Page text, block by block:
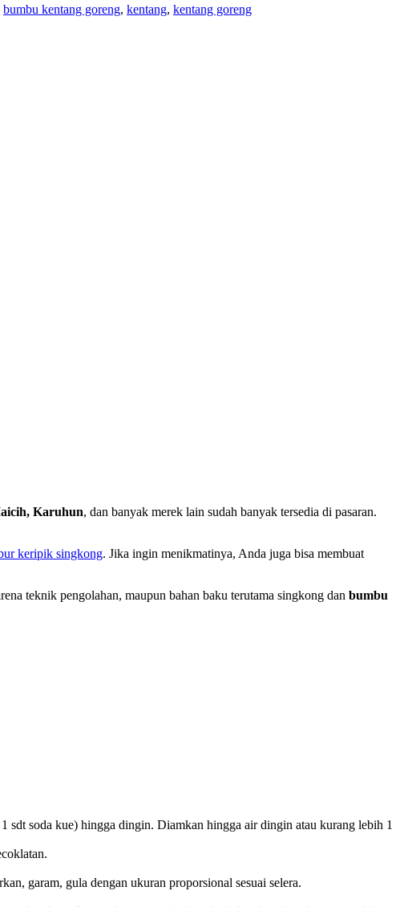
bumbu kentang goreng, kentang, kentang goreng
Karuhun, dan banyak merek lain sudah banyak tersedia di pasaran.
keripik singkong. Jika ingin menikmatinya, Anda juga bisa membuat
teknik pengolahan, maupun bahan baku terutama singkong dan bumbu
sdt soda kue) hingga dingin. Diamkan hingga air dingin atau kurang lebih 1
garam, gula dengan ukuran proporsional sesuai selera.